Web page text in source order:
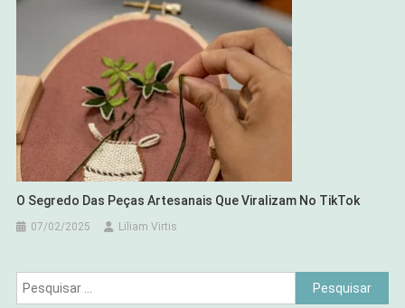
O Segredo Das Peças Artesanais Que Viralizam No TikTok
07/02/2025 Liliam Virtis
Pesquisar
por: